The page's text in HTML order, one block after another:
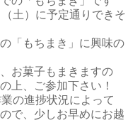
土）に予定通りできそ
「もちまき」に興味の
お菓子もまきますの
上、ご参加下さい！
の進捗状況によって
で、少しお早めにお越